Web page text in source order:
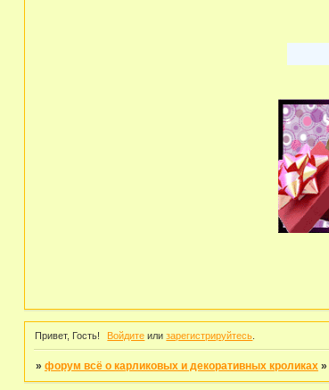
Привет, Гость! Войдите илизарегистрируйтесь
» форум всё о карликовых и декоративных кроликах »